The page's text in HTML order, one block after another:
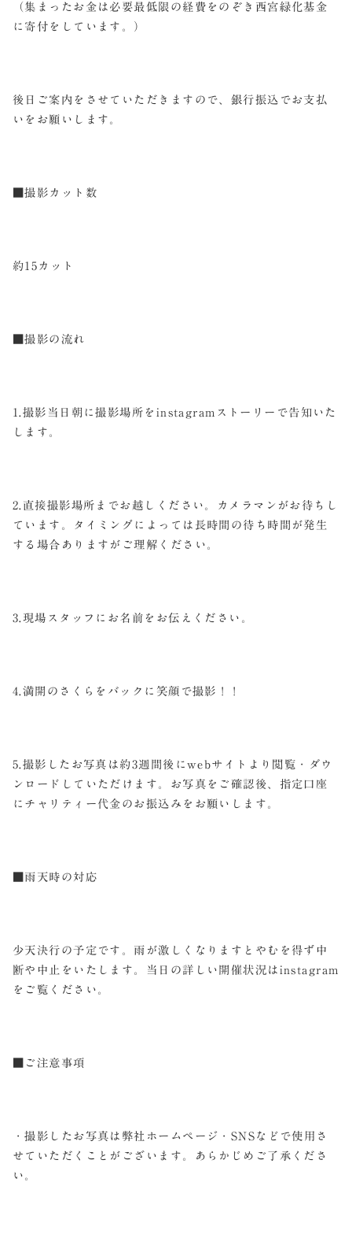
（集まったお金は必要最低限の経費をのぞき西宮緑化基金
に寄付をしています。）
後日ご案内をさせていただきますので、銀行振込でお支払
いをお願いします。
■撮影カット数
約15カット
■撮影の流れ
1.撮影当日朝に撮影場所をinstagramストーリーで告知いた
します。
2.直接撮影場所までお越しください。カメラマンがお待ちし
ています。タイミングによっては長時間の待ち時間が発生
する場合ありますがご理解ください。
3.現場スタッフにお名前をお伝えください。
4.満開のさくらをバックに笑顔で撮影！！
5.撮影したお写真は約3週間後にwebサイトより閲覧・ダウ
ンロードしていただけます。お写真をご確認後、指定口座
にチャリティー代金のお振込みをお願いします。
■雨天時の対応
少天決行の予定です。雨が激しくなりますとやむを得ず中
断や中止をいたします。当日の詳しい開催状況はinstagram
をご覧ください。
■ご注意事項
・撮影したお写真は弊社ホームページ・SNSなどで使用さ
せていただくことがございます。あらかじめご了承くださ
い。